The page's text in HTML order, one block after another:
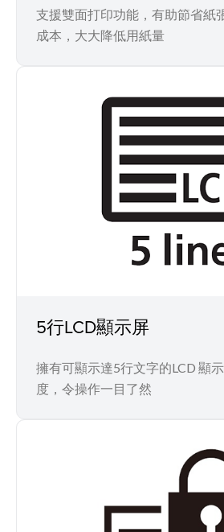
支援雙面打印功能，有助節省紙
成本，大大降低用紙量
5行LCD顯示屏
擁有可顯示達5行文字的LCD 顯
度，令操作一目了然